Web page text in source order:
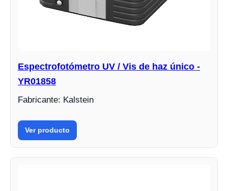
Espectrofotómetro UV / Vis de haz único -
YR01858
Fabricante: Kalstein
Ver producto